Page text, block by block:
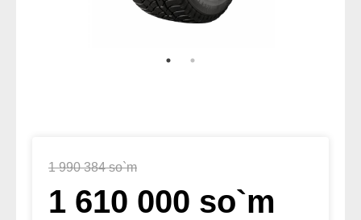
1 990 384 so`m
1 610 000 so`m